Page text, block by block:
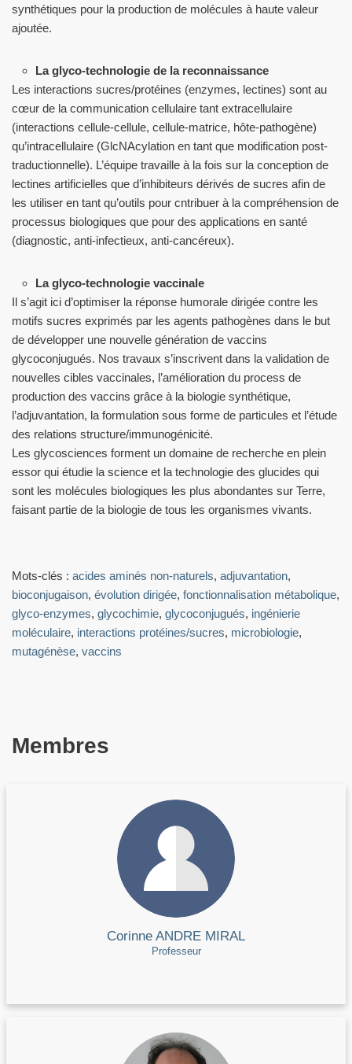
synthétiques pour la production de molécules à haute valeur
ajoutée.
La glyco-technologie de la reconnaissance
Les interactions sucres/protéines (enzymes, lectines) sont au
cœur de la communication cellulaire tant extracellulaire
(interactions cellule-cellule, cellule-matrice, hôte-pathogène)
qu’intracellulaire (GlcNAcylation en tant que modification post-
traductionnelle). L’équipe travaille à la fois sur la conception de
lectines artificielles que d’inhibiteurs dérivés de sucres afin de
les utiliser en tant qu’outils pour cntribuer à la compréhension de
processus biologiques que pour des applications en santé
(diagnostic, anti-infectieux, anti-cancéreux).
La glyco-technologie vaccinale
Il s’agit ici d’optimiser la réponse humorale dirigée contre les
motifs sucres exprimés par les agents pathogènes dans le but
de développer une nouvelle génération de vaccins
glycoconjugués. Nos travaux s’inscrivent dans la validation de
nouvelles cibles vaccinales, l’amélioration du process de
production des vaccins grâce à la biologie synthétique,
l’adjuvantation, la formulation sous forme de particules et l’étude
des relations structure/immunogénicité.
Les glycosciences forment un domaine de recherche en plein
essor qui étudie la science et la technologie des glucides qui
sont les molécules biologiques les plus abondantes sur Terre,
faisant partie de la biologie de tous les organismes vivants.
Mots-clés : acides aminés non-naturels, adjuvantation,
bioconjugaison, évolution dirigée, fonctionnalisation métabolique,
glyco-enzymes, glycochimie, glycoconjugués, ingénierie
moléculaire, interactions protéines/sucres, microbiologie,
mutagénèse, vaccins
Membres
Corinne ANDRE MIRAL
Professeur